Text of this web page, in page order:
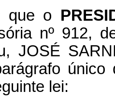
que o
nº 912,
JOSÉ
lei: